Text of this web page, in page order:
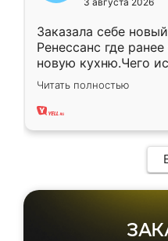
Заказала себе
Ренессанс где
новую кухню.Чего
вполне довольна.
два года, нареканий
Читать полностью